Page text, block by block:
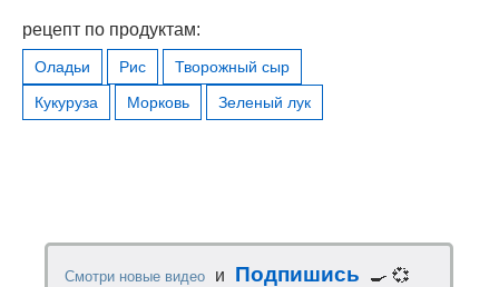
рецепт по продуктам:
Оладьи Рис
Творожный сыр
Кукуруза
Морковь Зеленый лук
Смотри новые видео и Подпишись
🍳 💞